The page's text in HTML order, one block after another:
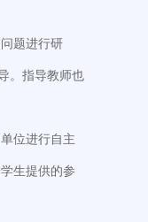
题进行研
。指导教师也
位进行自主
生提供的参